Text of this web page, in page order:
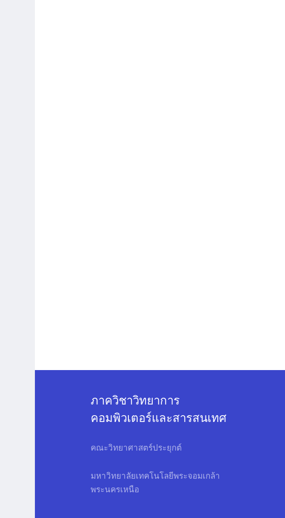
ภาควิชาวิทยาการ
คอมพิวเตอร์และสารสนเทศ
คณะวิทยาศาสตร์ประยุกต์
มหาวิทยาลัยเทคโนโลยีพระจอมเกล้า
พระนครเหนือ